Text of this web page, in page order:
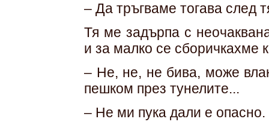
– Да тръгваме тогава след
Тя ме задърпа с
и за малко се сборичкахме
– Не, не, не бива, може
пешком през тунелите...
– Не ми пука дали е